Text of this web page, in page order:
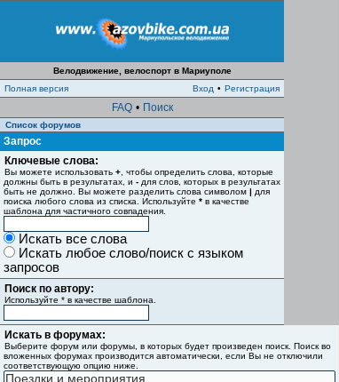
Велодвижение, велоспорт в Мариуполе
Полная версия
Вход • Регистрация
FAQ • Поиск
Список форумов
Запрос
Ключевые слова:
Вы можете использовать + , чтобы определить слова, которые
должны быть в результатах, и - для слов, которых в результатах
быть не должно. Вы можете разделить слова символом | для
поиска любого слова из списка. Используйте * в качестве
шаблона для частичного совпадения.
Искать все слова
Искать любое слово/поиск с языком
запросов
Поиск по автору:
Используйте * в качестве шаблона.
Искать в форумах:
Выберите форум или форумы, в которых будет произведен поиск. Поиск во
вложенных форумах производится автоматически, если Вы не отключили
соответствующую опцию ниже.